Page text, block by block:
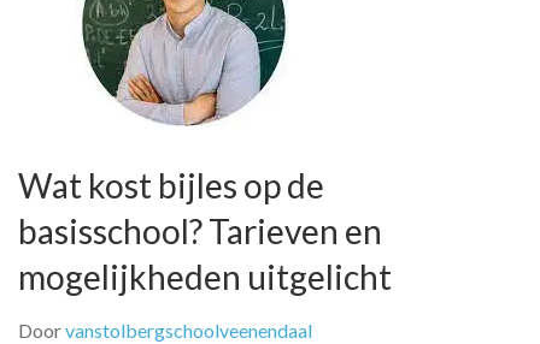
Wat kost bijles op de
basisschool? Tarieven en
mogelijkheden uitgelicht
Doorvanstolbergschoolveenendaal